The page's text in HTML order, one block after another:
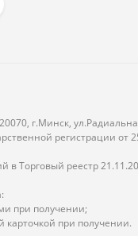
г.Минск,
регистрации от
в Торговый реестр
при получении;
карточкой при получении.